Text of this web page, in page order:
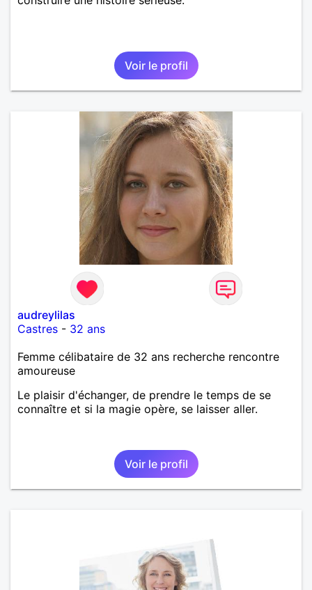
Voir le profil
audreylilas
Castres - 32 ans
Femme célibataire de 32 ans recherche rencontre
amoureuse
Le plaisir d'échanger, de prendre le temps de se
connaître et si la magie opère, se laisser aller.
Voir le profil